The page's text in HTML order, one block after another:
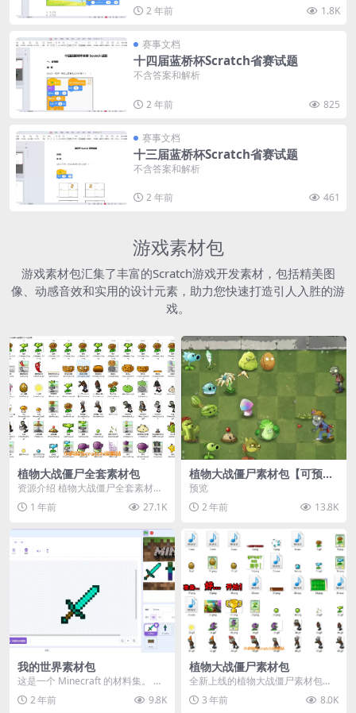
2 年前
1.8K
赛事文档
十四届蓝桥杯Scratch省赛试题
不含答案和解析
2 年前 825
赛事文档
十三届蓝桥杯Scratch省赛试题
不含答案和解析
2 年前 461
游戏素材包
游戏素材包汇集了丰富的Scratch游戏开发素材，包括精美图
像、动感音效和实用的设计元素，助力您快速打造引人入胜的游
戏。
植物大战僵尸全套素材包
资源介绍 植物大战僵尸全套素材
包，包含227个丰富多样的素材，
涵盖角色、背景、动...
1 年前 27.1K
植物大战僵尸素材包【可预
览】
预览
2 年前
13.8K
我的世界素材包
这是一个 Minecraft 的材料集。 操
作方法如下： 工具 → 右箭头 怪物...
2 年前 9.8K
植物大战僵尸素材包
全新上线的植物大战僵尸素材包，
内含48个精选资源，涵盖角色、场
景、音效等多样内容...
3 年前 8.0K